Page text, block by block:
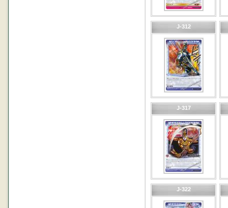
J-312
J-317
J-322